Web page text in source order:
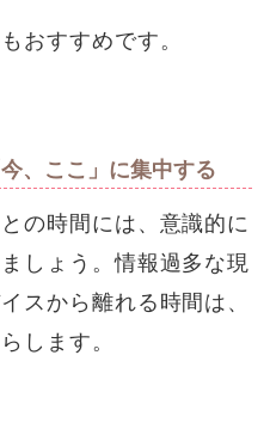
おすすめです。
、ここ」に集中する
の時間には、意識的に
しょう。情報過多な現
スから離れる時間は、
します。